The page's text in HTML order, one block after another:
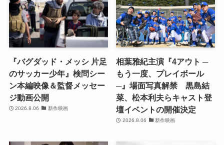
『バグダッド・メッシ 片足
のサッカー少年』検問シー
ン本編映像＆監督メッセー
ジ動画公開
2026.8.06 新作映画
相葉雅紀主演『4アウト ─
もう一度、プレイボール
─』場面写真解禁 黒島結
菜、松本利夫らキャスト登
壇イベントの開催決定
2026.8.06 新作映画